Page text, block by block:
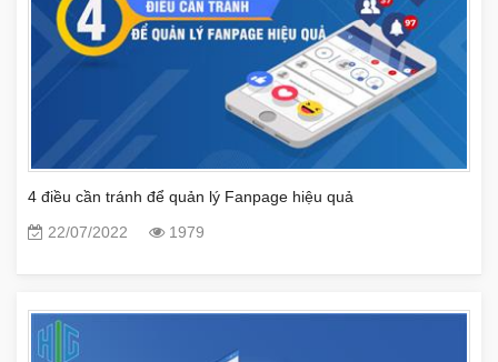
4 điều cần tránh để quản lý Fanpage hiệu quả
22/07/2022
1979